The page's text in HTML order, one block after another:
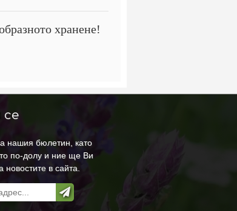
хранене!
се
нашия бюлетин, като
по-долу и ние ще Ви
в сайта.